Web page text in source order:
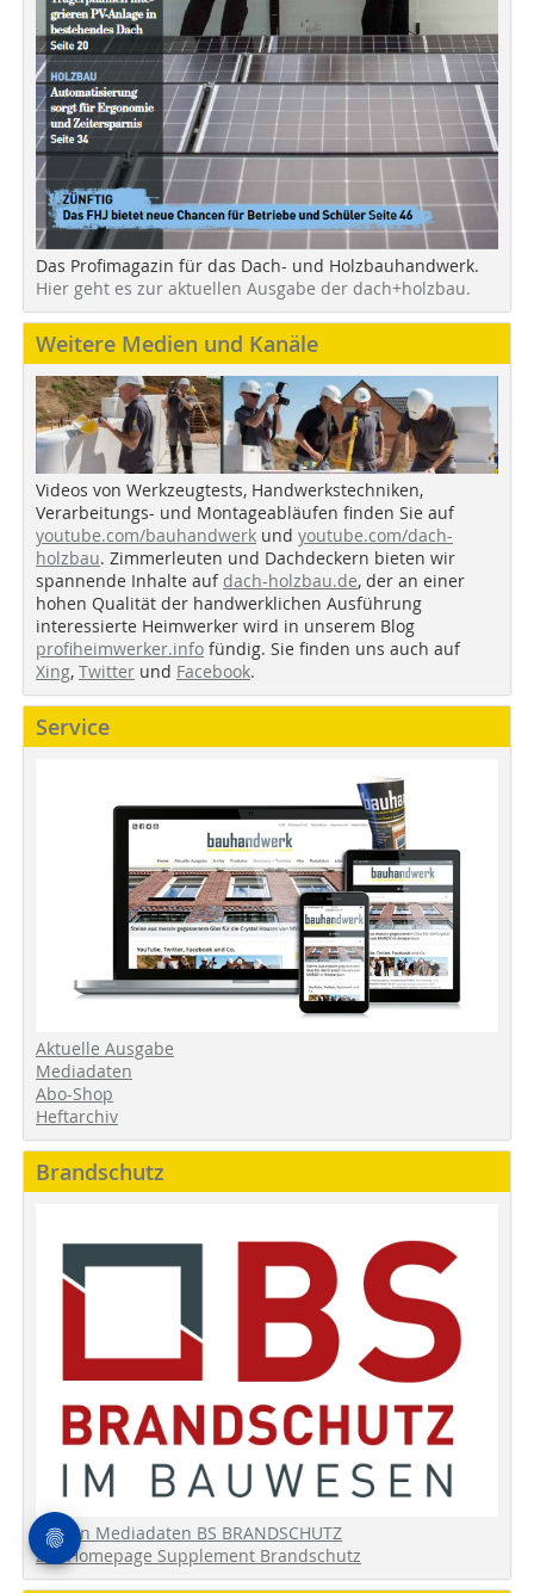
Das Profimagazin für das Dach- und Holzbauhandwerk.
Hier geht es zur aktuellen Ausgabe der dach+holzbau.
Weitere Medien und Kanäle
Videos von Werkzeugtests, Handwerkstechniken,
Verarbeitungs- und Montageabläufen finden Sie auf
youtube.com/bauhandwerk und youtube.com/dach-
holzbau. Zimmerleuten und Dachdeckern bieten wir
spannende Inhalte auf dach-holzbau.de, der an einer
hohen Qualität der handwerklichen Ausführung
interessierte Heimwerker wird in unserem Blog
profiheimwerker.info fündig. Sie finden uns auch auf
Xing, Twitter und Facebook.
Service
Aktuelle Ausgabe
Mediadaten
Abo-Shop
Heftarchiv
Brandschutz
zu den Mediadaten BS BRANDSCHUTZ
zur Homepage Supplement Brandschutz